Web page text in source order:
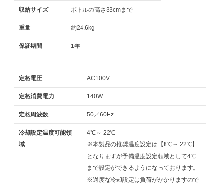
収納サイズ ボトルの高さ33cmまで
重量 約24.6kg
保証期間 1年
定格電圧 AC100V
定格消費電力 140W
定格周波数 50／60Hz
冷却設定温度可能領
域
4℃～ 22℃
※本製品の推奨温度設定は【8℃～ 22℃】
となりますが予備温度設定領域として4℃
まで設定ができるようになっております。
※過度な冷却設定は負荷がかかりますので